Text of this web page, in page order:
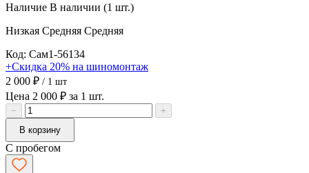
Наличие В наличии (1 шт.)
Низкая Средняя Средняя
Код: Сам1-56134
+Скидка 20% на шиномонтаж
2 000 ₽ / 1 шт
Цена 2 000 ₽ за 1 шт.
−
+
В корзину
С пробегом